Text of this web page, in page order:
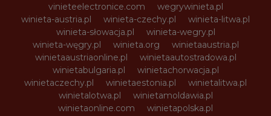
vinieteelectronice.com
wegrywinieta.pl
winieta-austria.pl
winieta-czechy.pl
winieta-litwa.pl
winieta-słowacja.pl
winieta-wegry.pl
winieta-węgry.pl
winieta.org
winietaaustria.pl
winietaaustriaonline.pl
winietaautostradowa.pl
winietabulgaria.pl
winietachorwacja.pl
winietaczechy.pl
winietaestonia.pl
winietalitwa.pl
winietalotwa.pl
winietamoldawia.pl
winietaonline.com
winietapolska.pl